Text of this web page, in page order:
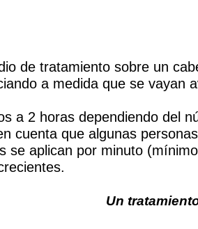
de tratamiento sobre un
a medida que se vayan
a 2 horas dependiendo del
cuenta que algunas
aplican por minuto
Un